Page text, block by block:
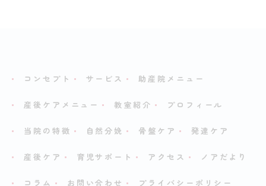
コンセプト サービス 助産院メニュー
産後ケアメニュー 教室紹介 プロフィール
当院の特徴 自然分娩 骨盤ケア 発達ケア
産後ケア 育児サポート アクセス ノアだより
コラム お問い合わせ プライバシーポリシー